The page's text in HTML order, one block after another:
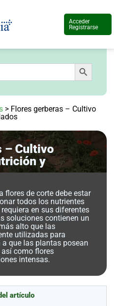
Acceder
Registrarse
Botón de búsqueda
> Flores gerberas – Cultivo
– Cultivo
y
flores de corte debe estar
todos los nutrientes
en sus diferentes
soluciones contienen un
alto que las
utilizadas para
que las plantas posean
como flores
intensas.
artículo